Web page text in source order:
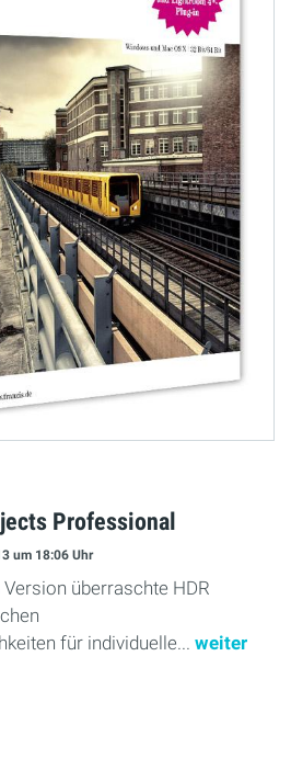
Professional
um 18:06 Uhr
überraschte HDR
für individuelle... weiter